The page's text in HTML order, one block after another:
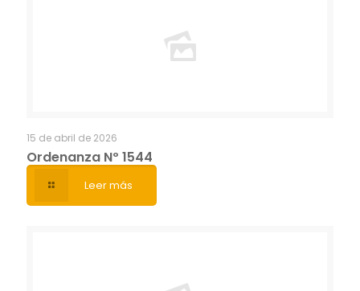
15 de abril de 2026
Ordenanza Nº 1544
Leer más